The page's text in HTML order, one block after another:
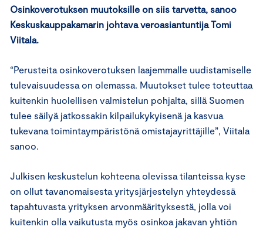
Osinkoverotuksen muutoksille on siis tarvetta, sanoo
Keskuskauppakamarin johtava veroasiantuntija Tomi
Viitala.
“Perusteita osinkoverotuksen laajemmalle uudistamiselle
tulevaisuudessa on olemassa. Muutokset tulee toteuttaa
kuitenkin huolellisen valmistelun pohjalta, sillä Suomen
tulee säilyä jatkossakin kilpailukykyisenä ja kasvua
tukevana toimintaympäristönä omistajayrittäjille”, Viitala
sanoo.
Julkisen keskustelun kohteena olevissa tilanteissa kyse
on ollut tavanomaisesta yritysjärjestelyn yhteydessä
tapahtuvasta yrityksen arvonmäärityksestä, jolla voi
kuitenkin olla vaikutusta myös osinkoa jakavan yhtiön